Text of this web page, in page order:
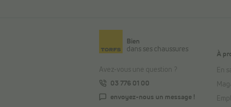
Bien
dans ses chaussures
Avez-vous une question ?
03 776 01 00
envoyez-nous un message !
À
En